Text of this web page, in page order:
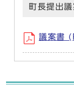
町長提出議
議案書